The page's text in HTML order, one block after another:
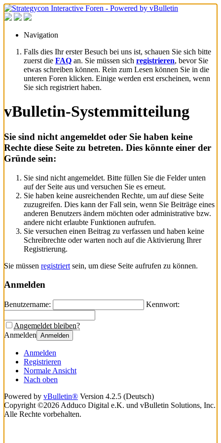
Navigation
Falls dies Ihr erster Besuch bei uns ist, schauen Sie sich bitte
zuerst die FAQ an. Sie müssen sich registrieren, bevor Sie
etwas schreiben können. Rein zum Lesen können Sie in die
unteren Foren klicken. Einige werden erst erscheinen, wenn
Sie sich registriert haben.
vBulletin-Systemmitteilung
Sie sind nicht angemeldet oder Sie haben keine
Rechte diese Seite zu betreten. Dies könnte einer der
Gründe sein:
Sie sind nicht angemeldet. Bitte füllen Sie die Felder unten
auf der Seite aus und versuchen Sie es erneut.
Sie haben keine ausreichenden Rechte, um auf diese Seite
zuzugreifen. Dies kann der Fall sein, wenn Sie Beiträge eines
anderen Benutzers ändern möchten oder administrative bzw.
andere nicht erlaubte Funktionen aufrufen.
Sie versuchen einen Beitrag zu verfassen und haben keine
Schreibrechte oder warten noch auf die Aktivierung Ihrer
Registrierung.
Sie müssen registriert sein, um diese Seite aufrufen zu können.
Anmelden
Benutzername: Kennwort:
Angemeldet bleiben?
Anmelden Anmelden
Anmelden
Registrieren
Normale Ansicht
Nach oben
Powered by vBulletin® Version 4.2.5 (Deutsch)
Copyright ©2026 Adduco Digital e.K. und vBulletin Solutions, Inc.
Alle Rechte vorbehalten.